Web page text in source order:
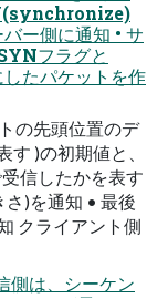
ー側に通知 • サ
フラグと
たパケットを作
の先頭位置のデ
)の初期値と、
信したかを表す
)を通知 • 最後
クライアント側
側は、シーケン